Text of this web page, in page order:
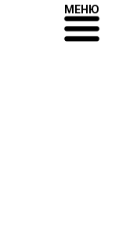
МЕНЮ